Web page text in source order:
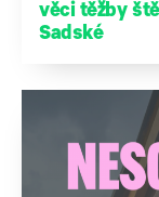
věci těžby
Sadské